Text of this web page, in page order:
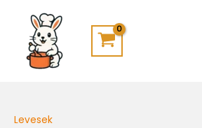
content
Levesek